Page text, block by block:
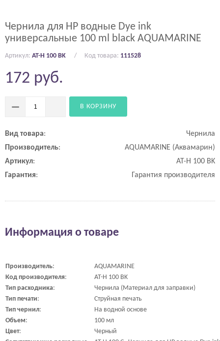
Чернила для HP водные Dye ink
универсальные 100 ml black AQUAMARINE
Артикул: AT-H 100 BK Код товара: 111528
Вид товара:
Чернила
Производитель:
AQUAMARINE (Аквамарин)
Артикул:
AT-H 100 BK
Гарантия: Гарантия производителя
172 руб.
В КОРЗИНУ
Информация о товаре
Производитель:
AQUAMARINE
Код производителя:
AT-H 100 BK
Тип расходника:
Чернила (Материал для заправки)
Тип печати:
Струйная печать
Тип чернил:
На водной основе
Объем:
100 мл
Цвет:
Черный